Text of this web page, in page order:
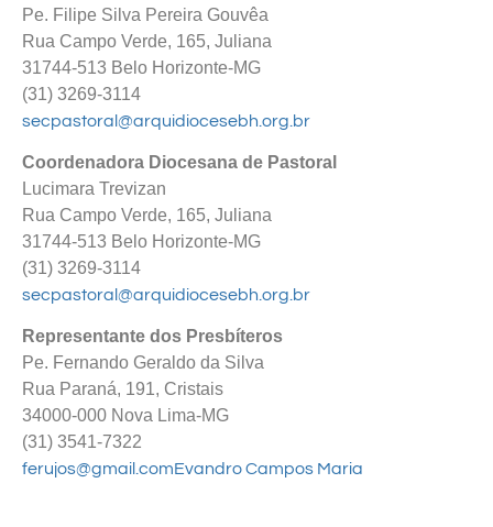
Pe. Filipe Silva Pereira Gouvêa
Rua Campo Verde, 165, Juliana
31744-513 Belo Horizonte-MG
(31) 3269-3114
secpastoral@arquidiocesebh.org.br
Coordenadora Diocesana de Pastoral
Lucimara Trevizan
Rua Campo Verde, 165, Juliana
31744-513 Belo Horizonte-MG
(31) 3269-3114
secpastoral@arquidiocesebh.org.br
Representante dos Presbíteros
Pe. Fernando Geraldo da Silva
Rua Paraná, 191, Cristais
34000-000 Nova Lima-MG
(31) 3541-7322
ferujos@gmail.comEvandro Campos Maria